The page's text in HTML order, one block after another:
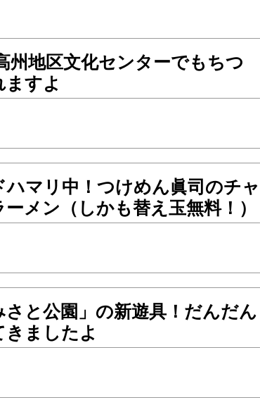
州地区文化センターでもちつ
ますよ
ハマリ中！つけめん眞司のチャ
メン（しかも替え玉無料！）
さと公園」の新遊具！だんだん
きましたよ